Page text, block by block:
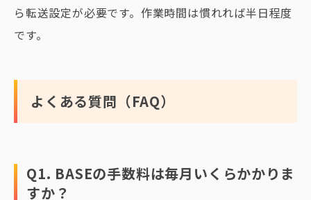
ら転送設定が必要です。作業時間は慣れれば半日程度
です。
よくある質問（FAQ）
Q1. BASEの手数料は毎月いくらかかりま
すか？